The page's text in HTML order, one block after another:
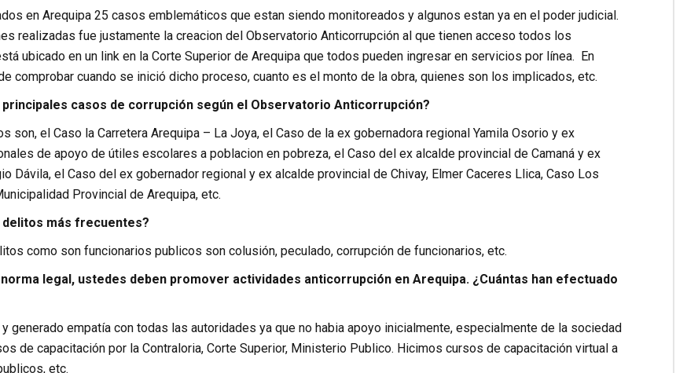
en Arequipa 25 casos emblemáticos que estan siendo monitoreados y algunos estan ya en el poder judicial.
realizadas fue justamente la creacion del Observatorio Anticorrupción al que tienen acceso todos los
ubicado en un link en la Corte Superior de Arequipa que todos pueden ingresar en servicios por línea. En
comprobar cuando se inició dicho proceso, cuanto es el monto de la obra, quienes son los implicados, etc.
principales casos de corrupción según el Observatorio Anticorrupción?
son, el Caso la Carretera Arequipa – La Joya, el Caso de la ex gobernadora regional Yamila Osorio y ex
de apoyo de útiles escolares a poblacion en pobreza, el Caso del ex alcalde provincial de Camaná y ex
Dávila, el Caso del ex gobernador regional y ex alcalde provincial de Chivay, Elmer Caceres Llica, Caso Los
Provincial de Arequipa, etc.
delitos más frecuentes?
como son funcionarios publicos son colusión, peculado, corrupción de funcionarios, etc.
legal, ustedes deben promover actividades anticorrupción en Arequipa. ¿Cuántas han efectuado
generado empatía con todas las autoridades ya que no habia apoyo inicialmente, especialmente de la sociedad
de capacitación por la Contraloria, Corte Superior, Ministerio Publico. Hicimos cursos de capacitación virtual a
etc.